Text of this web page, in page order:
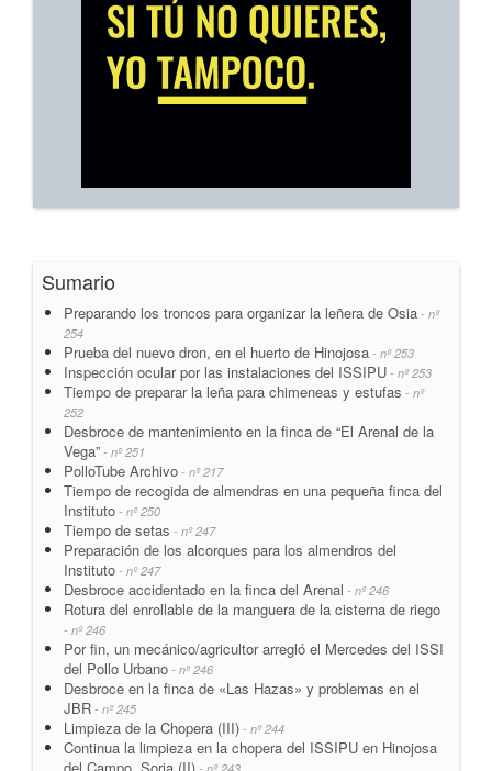
Sumario
Preparando los troncos para organizar la leñera de Osia - nº
254
Prueba del nuevo dron, en el huerto de Hinojosa - nº 253
Inspección ocular por las instalaciones del ISSIPU - nº 253
Tiempo de preparar la leña para chimeneas y estufas - nº
252
Desbroce de mantenimiento en la finca de “El Arenal de la
Vega” - nº 251
PolloTube Archivo - nº 217
Tiempo de recogida de almendras en una pequeña finca del
Instituto - nº 250
Tiempo de setas - nº 247
Preparación de los alcorques para los almendros del
Instituto - nº 247
Desbroce accidentado en la finca del Arenal - nº 246
Rotura del enrollable de la manguera de la cisterna de riego
- nº 246
Por fin, un mecánico/agricultor arregló el Mercedes del ISSI
del Pollo Urbano - nº 246
Desbroce en la finca de «Las Hazas» y problemas en el
JBR - nº 245
Limpieza de la Chopera (III) - nº 244
Continua la limpieza en la chopera del ISSIPU en Hinojosa